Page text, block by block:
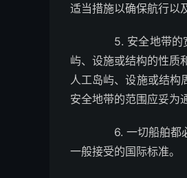
适当措施以确保航行以
5. 安全地带的宽
屿、设施或结构的性质
人工岛屿、设施或结构
安全地带的范围应妥为
6. 一切船舶都必
一般接受的国际标准。